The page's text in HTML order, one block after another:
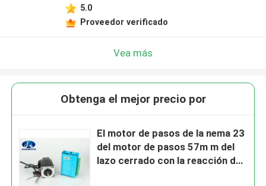
5.0
Proveedor verificado
Vea más
Obtenga el mejor precio por
El motor de pasos de la nema 23
del motor de pasos 57m m del
lazo cerrado con la reacción del